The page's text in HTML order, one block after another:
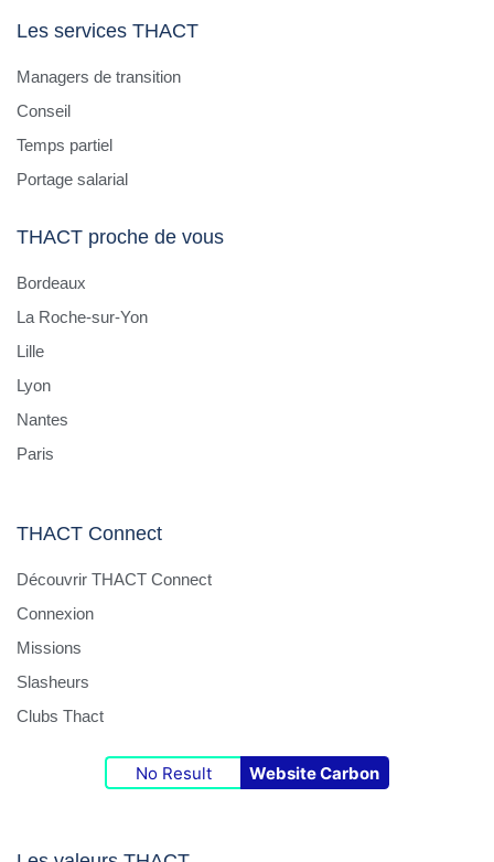
Les services THACT
Managers de transition
Conseil
Temps partiel
Portage salarial
THACT proche de vous
Bordeaux
La Roche-sur-Yon
Lille
Lyon
Nantes
Paris
THACT Connect
Découvrir THACT Connect
Connexion
Missions
Slasheurs
Clubs Thact
No Result Website Carbon